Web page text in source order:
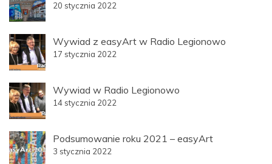
20 stycznia 2022
Wywiad z easyArt w Radio Legionowo
17 stycznia 2022
Wywiad w Radio Legionowo
14 stycznia 2022
Podsumowanie roku 2021 – easyArt
3 stycznia 2022